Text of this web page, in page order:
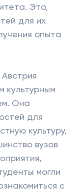
Это,
для их
опыта
культурным
Она
для
культуру,
вузов
могли
с